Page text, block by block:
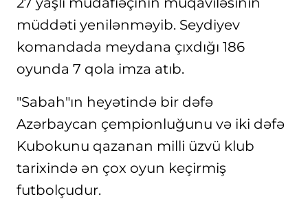
müddəti yenilənməyib. Seydiyev
komandada meydana çıxdığı 186
oyunda 7 qola imza atıb.
"Sabah"ın heyətində bir dəfə
Azərbaycan çempionluğunu və iki dəfə
Kubokunu qazanan milli üzvü klub
tarixində ən çox oyun keçirmiş
futbolçudur.